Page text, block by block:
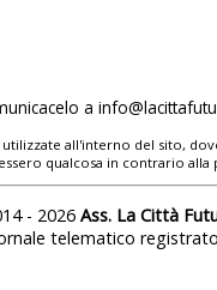
a
all'interno del sito,
qualcosa in contrario
- 2026 Ass. La Città
telematico